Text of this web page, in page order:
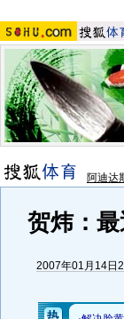
阿迪达
贺炜：
2007年01月14日